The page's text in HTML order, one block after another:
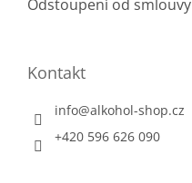
Odstoupení od smlouvy
Kontakt
info@alkohol-shop.cz
+420 596 626 090